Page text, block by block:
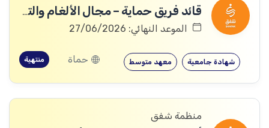
قائد فريق حماية – مجال الألغام والتوعية منها
الموعد النهائي: 27/06/2026
معهد متوسط شهادة جامعية حماة منتهية
منظمة شفق